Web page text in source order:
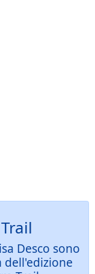
Desco sono
dell'edizione